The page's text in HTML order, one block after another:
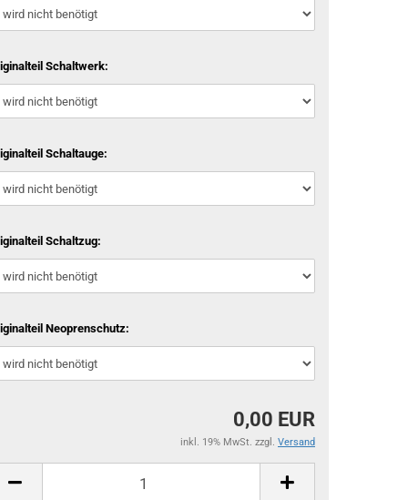
Schaltwerk:
Schaltauge:
Schaltzug:
Neoprenschutz:
0,00 EUR
inkl. 19% MwSt. zzgl. Versand